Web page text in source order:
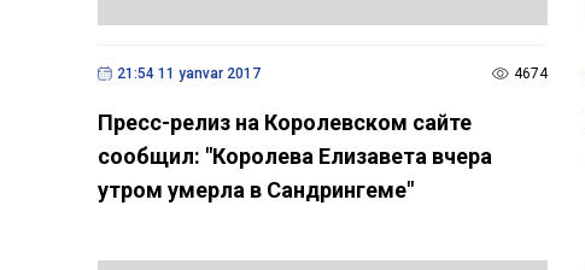
21:54 11 yanvar 2017 4674
Пресс-релиз на Королевском сайте
сообщил: "Королева Елизавета вчера
утром умерла в Сандрингеме"